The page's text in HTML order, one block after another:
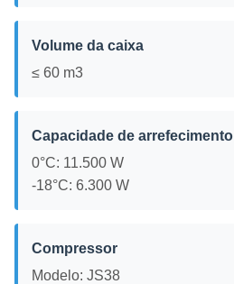
Volume da caixa
≤ 60 m3
Capacidade de arrefecimento
0°C: 11.500 W
-18°C: 6.300 W
Compressor
Modelo: JS38